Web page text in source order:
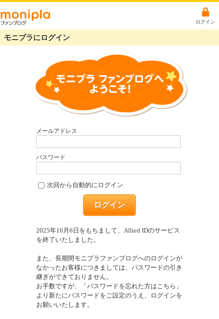
ログイン
モニプラにログイン
メールアドレス
パスワード
次回から自動的にログイン
ログイン
2025年10月6日をもちまして、Allied IDのサービス
を終了いたしました。
また、長期間モニプラファンブログへのログインが
なかったお客様につきましては、パスワードの引き
継ぎができておりません。
お手数ですが、「パスワードを忘れた方はこちら」
より新たにパスワードをご設定のうえ、ログインを
お願いいたします。